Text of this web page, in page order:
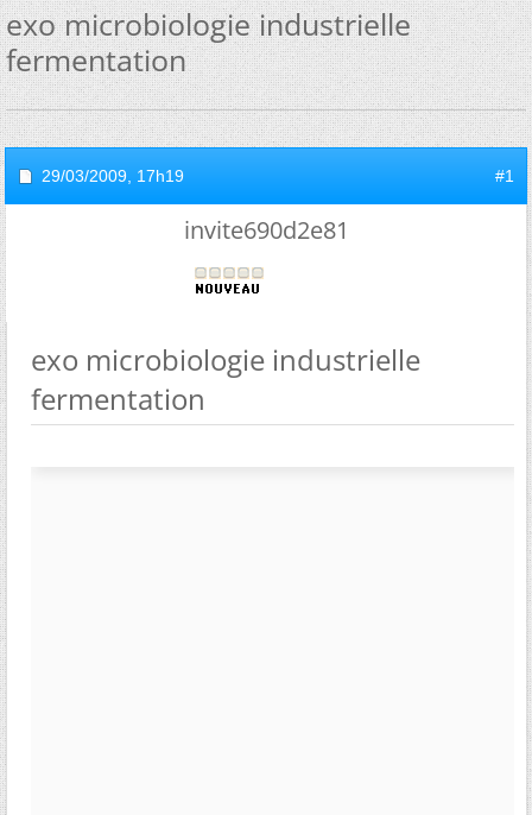
exo microbiologie industrielle
fermentation
29/03/2009, 17h19 #1
invite690d2e81
exo microbiologie industrielle
fermentation